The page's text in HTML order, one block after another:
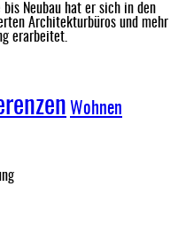
bis Neubau hat er sich in den
Architekturbüros und mehr
erarbeitet.
Wohnen